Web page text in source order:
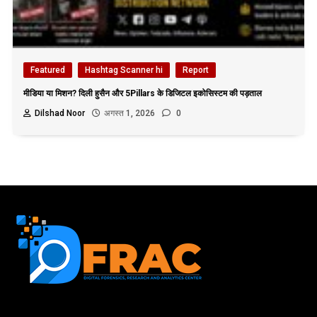
Featured Hashtag Scanner hi Report
मीडिया या मिशन? दिली हुसैन और 5Pillars के डिजिटल इकोसिस्टम की पड़ताल
Dilshad Noor
अगस्त 1, 2026 0